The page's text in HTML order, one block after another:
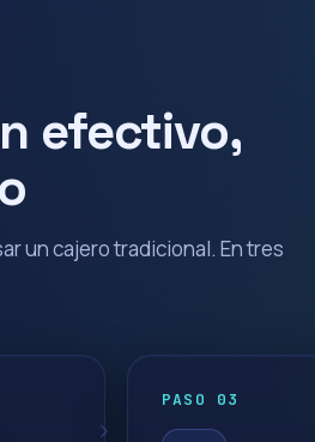
efectivo,
un cajero tradicional. En tres
PASO 03